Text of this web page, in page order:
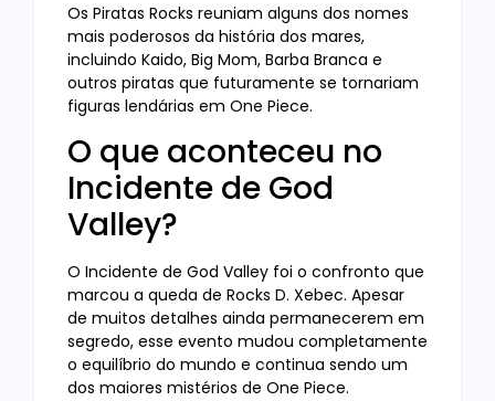
Os Piratas Rocks reuniam alguns dos nomes
mais poderosos da história dos mares,
incluindo Kaido, Big Mom, Barba Branca e
outros piratas que futuramente se tornariam
figuras lendárias em One Piece.
O que aconteceu no
Incidente de God
Valley?
O Incidente de God Valley foi o confronto que
marcou a queda de Rocks D. Xebec. Apesar
de muitos detalhes ainda permanecerem em
segredo, esse evento mudou completamente
o equilíbrio do mundo e continua sendo um
dos maiores mistérios de One Piece.